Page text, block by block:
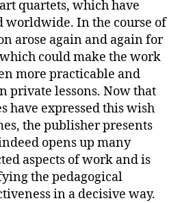
quartets, which have
worldwide. In the course of
arose again and again for
could make the work
more practicable and
private lessons. Now that
have expressed this wish
the publisher presents
opens up many
aspects of work and is
the pedagogical
in a decisive way.